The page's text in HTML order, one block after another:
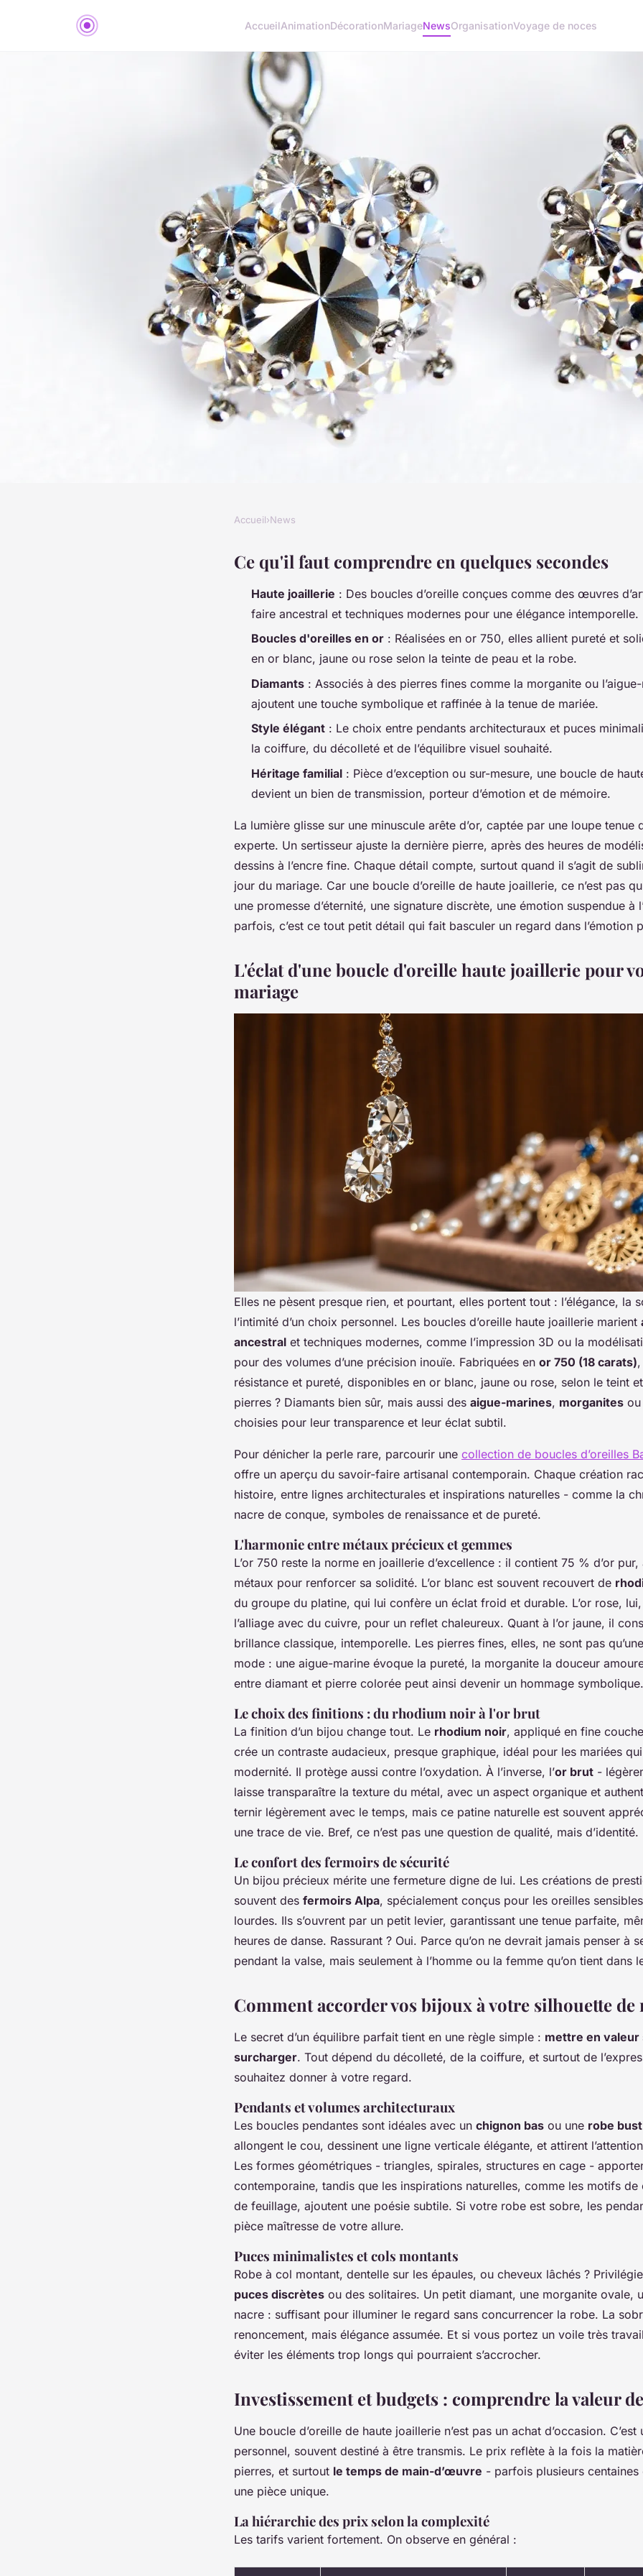
AccueilAnimationDécorationMariageNewsOrganisationVoyage de noces
Découvrez les plus belles boucles
d'oreille de haute joaillerie
Accueil›News
Ce qu'il faut comprendre en quelques secondes
Haute joaillerie : Des boucles d’oreille conçues comme des œuvres
faire ancestral et techniques modernes pour une élégance intemporelle.
Boucles d'oreilles en or : Réalisées en or 750, elles allient pureté et
en or blanc, jaune ou rose selon la teinte de peau et la robe.
Diamants : Associés à des pierres fines comme la morganite ou
ajoutent une touche symbolique et raffinée à la tenue de mariée.
Style élégant : Le choix entre pendants architecturaux et puces
la coiffure, du décolleté et de l’équilibre visuel souhaité.
Héritage familial : Pièce d’exception ou sur-mesure, une boucle de
devient un bien de transmission, porteur d’émotion et de mémoire.
La lumière glisse sur une minuscule arête d’or, captée par une loupe tenue
experte. Un sertisseur ajuste la dernière pierre, après des heures de
dessins à l’encre fine. Chaque détail compte, surtout quand il s’agit de
jour du mariage. Car une boucle d’oreille de haute joaillerie, ce n’est pas
une promesse d’éternité, une signature discrète, une émotion suspendue à
parfois, c’est ce tout petit détail qui fait basculer un regard dans l’émotion
L'éclat d'une boucle d'oreille haute joaillerie pour
mariage
Elles ne pèsent presque rien, et pourtant, elles portent tout : l’élégance, la
l’intimité d’un choix personnel. Les boucles d’oreille haute joaillerie marient
ancestral et techniques modernes, comme l’impression 3D ou la
pour des volumes d’une précision inouïe. Fabriquées en or 750 (18 carats)
résistance et pureté, disponibles en or blanc, jaune ou rose, selon le teint
pierres ? Diamants bien sûr, mais aussi des aigue-marines, morganites
choisies pour leur transparence et leur éclat subtil.
Pour dénicher la perle rare, parcourir une collection de boucles d’oreilles
offre un aperçu du savoir-faire artisanal contemporain. Chaque création
histoire, entre lignes architecturales et inspirations naturelles - comme la
nacre de conque, symboles de renaissance et de pureté.
L'harmonie entre métaux précieux et gemmes
L’or 750 reste la norme en joaillerie d’excellence : il contient 75 % d’or pur,
métaux pour renforcer sa solidité. L’or blanc est souvent recouvert de
du groupe du platine, qui lui confère un éclat froid et durable. L’or rose,
l’alliage avec du cuivre, pour un reflet chaleureux. Quant à l’or jaune, il
brillance classique, intemporelle. Les pierres fines, elles, ne sont pas
mode : une aigue-marine évoque la pureté, la morganite la douceur
entre diamant et pierre colorée peut ainsi devenir un hommage symbolique.
Le choix des finitions : du rhodium noir à l'or brut
La finition d’un bijou change tout. Le rhodium noir, appliqué en fine
crée un contraste audacieux, presque graphique, idéal pour les mariées
modernité. Il protège aussi contre l’oxydation. À l’inverse, l’or brut -
laisse transparaître la texture du métal, avec un aspect organique et
ternir légèrement avec le temps, mais ce patine naturelle est souvent
une trace de vie. Bref, ce n’est pas une question de qualité, mais d’identité.
Le confort des fermoirs de sécurité
Un bijou précieux mérite une fermeture digne de lui. Les créations de
souvent des fermoirs Alpa, spécialement conçus pour les oreilles
lourdes. Ils s’ouvrent par un petit levier, garantissant une tenue parfaite,
heures de danse. Rassurant ? Oui. Parce qu’on ne devrait jamais penser à
pendant la valse, mais seulement à l’homme ou la femme qu’on tient dans
Comment accorder vos bijoux à votre silhouette de
Le secret d’un équilibre parfait tient en une règle simple : mettre en valeur
surcharger. Tout dépend du décolleté, de la coiffure, et surtout de
souhaitez donner à votre regard.
Pendants et volumes architecturaux
Les boucles pendantes sont idéales avec un chignon bas ou une robe
allongent le cou, dessinent une ligne verticale élégante, et attirent
Les formes géométriques - triangles, spirales, structures en cage -
contemporaine, tandis que les inspirations naturelles, comme les motifs de
de feuillage, ajoutent une poésie subtile. Si votre robe est sobre, les
pièce maîtresse de votre allure.
Puces minimalistes et cols montants
Robe à col montant, dentelle sur les épaules, ou cheveux lâchés ?
puces discrètes ou des solitaires. Un petit diamant, une morganite ovale,
nacre : suffisant pour illuminer le regard sans concurrencer la robe. La
renoncement, mais élégance assumée. Et si vous portez un voile très
éviter les éléments trop longs qui pourraient s’accrocher.
Investissement et budgets : comprendre la valeur
Une boucle d’oreille de haute joaillerie n’est pas un achat d’occasion.
personnel, souvent destiné à être transmis. Le prix reflète à la fois la
pierres, et surtout le temps de main-d’œuvre - parfois plusieurs centaines
une pièce unique.
La hiérarchie des prix selon la complexité
Les tarifs varient fortement. On observe en général :